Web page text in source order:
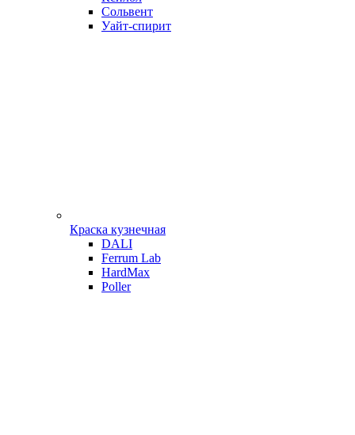
Сольвент
Уайт-спирит
Краска кузнечная
DALI
Ferrum Lab
HardMax
Poller